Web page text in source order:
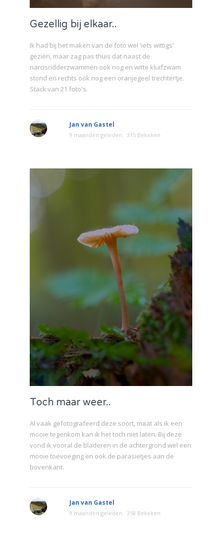
Gezellig bij elkaar..
Ik had bij het maken van de foto wel 'iets wittigs'
gezien, maar zag pas thuis dat naast de
narcisridderzwammen ook nog en witte kluifzwam
stond en rechts ook nog een oranjegeel trechtertje.
Stack van 21 foto's.
Jan van Gastel
9 maanden geleden 315 Bekeken
Toch maar weer..
Al vaak gefotografeerd deze soort, maat als ik een
mooie tegenkom kan ik het toch niet laten. Bij deze
vond ik vooral de bladeren in de achtergrond wel een
mooie toevoeging en ook de parasietjes aan de
bovenkant.
Jan van Gastel
9 maanden geleden 358 Bekeken